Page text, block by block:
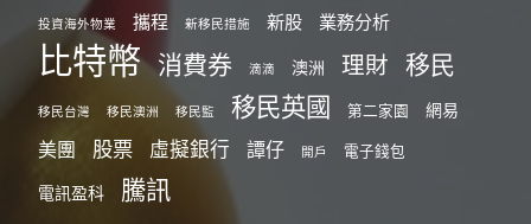
投資海外物業 攜程 新移民措施 新股 業務分析
比特幣 消費券 滴滴 澳洲 理財 移民
移民台灣 移民澳洲 移民監 移民英國 第二家園 網易
美團 股票 虛擬銀行 譚仔 開戶 電子錢包
電訊盈科 騰訊